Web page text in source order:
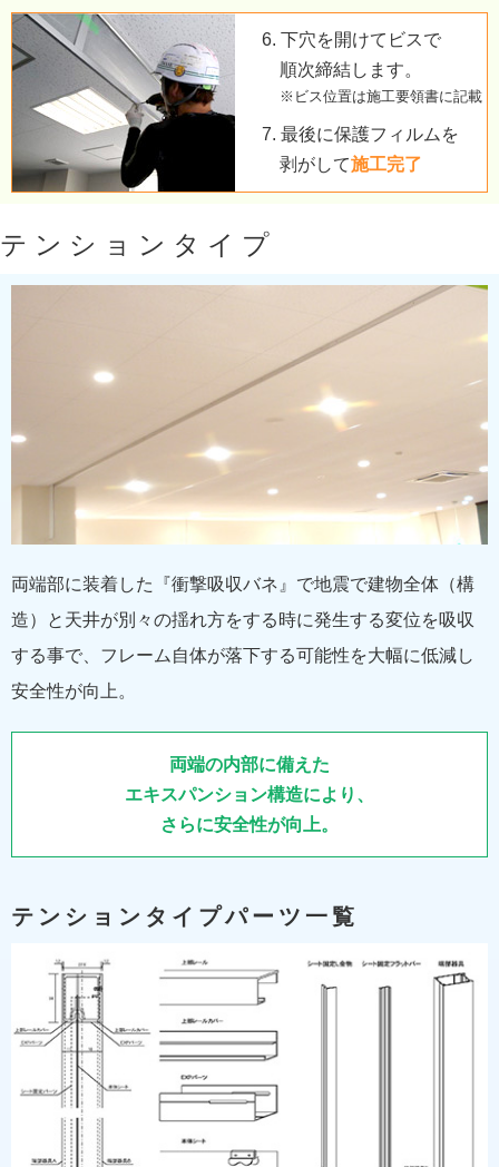
6. 下穴を開けてビスで
順次締結します。
※ビス位置は施工要領書に記載
7. 最後に保護フィルムを
剥がして施工完了
テンションタイプ
両端部に装着した『衝撃吸収バネ』で地震で建物全体（構
造）と天井が別々の揺れ方をする時に発生する変位を吸収
する事で、フレーム自体が落下する可能性を大幅に低減し
安全性が向上。
両端の内部に備えた
エキスパンション構造により、
さらに安全性が向上。
テンションタイプパーツ一覧